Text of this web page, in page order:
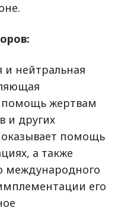
нейтральная
жертвам
и других
помощь
а также
международного
его